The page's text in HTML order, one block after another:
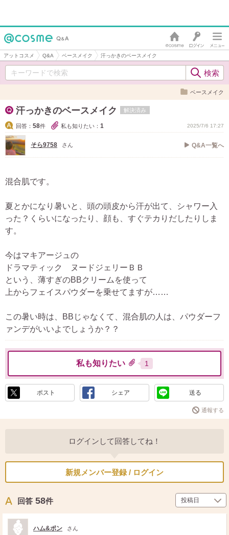
アットコスメ Q&A ベースメイク 汗っかきのベースメイク
ベースメイク
汗っかきのベースメイク 解決済み
回答： 58件 私も知りたい： 1 2025/7/6 17:27
そら9758 さん Q&A一覧へ
混合肌です。
夏とかになり暑いと、頭の頭皮から汗が出て、シャワー入
った？くらいになったり、顔も、すぐテカりだしたりしま
す。
今はマキアージュの
ドラマティック ヌードジェリーＢＢ
という、薄すぎのBBクリームを使って
上からフェイスパウダーを乗せてますが……
この暑い時は、BBじゃなくて、混合肌の人は、パウダーフ
ァンデがいいよでしょうか？？
私も知りたい 1
ポスト シェア 送る
通報する
ログインして回答してね！
新規メンバー登録 / ログイン
回答 58件
ハム&ポン さん